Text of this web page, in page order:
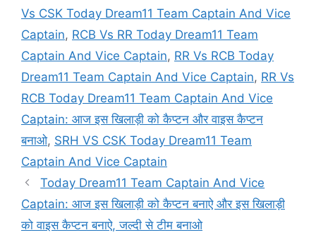
Vs CSK Today Dream11 Team Captain And Vice
Captain, RCB Vs RR Today Dream11 Team
Captain And Vice Captain, RR Vs RCB Today
Dream11 Team Captain And Vice Captain, RR Vs
RCB Today Dream11 Team Captain And Vice
Captain: आज इस खिलाड़ी को कैप्टन और वाइस कैप्टन
बनाओ, SRH VS CSK Today Dream11 Team
Captain And Vice Captain
Today Dream11 Team Captain And Vice
Captain: आज इस खिलाड़ी को कैप्टन बनाऐ और इस खिलाड़ी
को वाइस कैप्टन बनाऐ, जल्दी से टीम बनाओ